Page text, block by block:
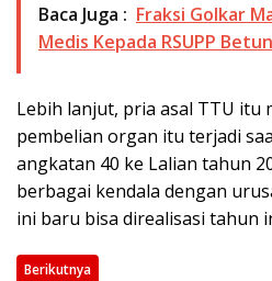
Baca Juga : Fraksi Golkar
Medis Kepada RSUPP Betun
Lebih lanjut, pria asal TTU itu
pembelian organ itu terjadi
angkatan 40 ke Lalian tahun
berbagai kendala dengan
ini baru bisa direalisasi tahun
Berikutnya